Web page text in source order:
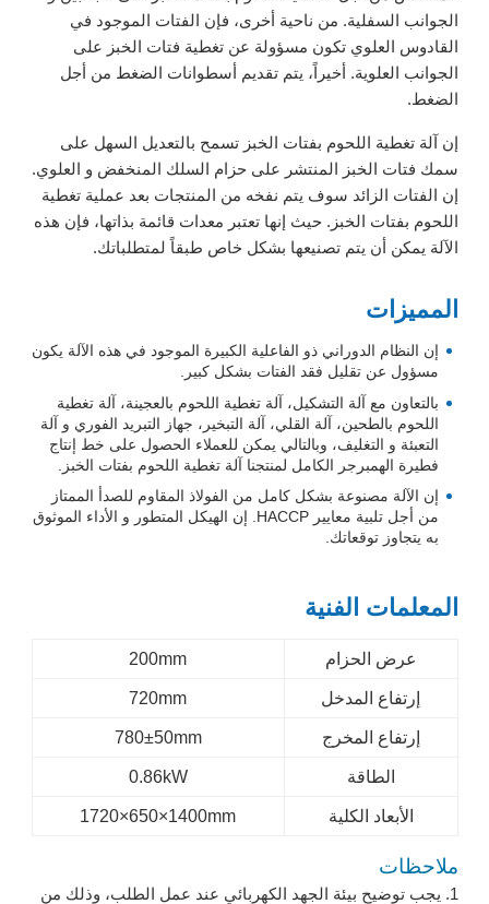
الجوانب السفلية. من ناحية أخرى، فإن الفتات الموجود في
القادوس العلوي تكون مسؤولة عن تغطية فتات الخبز على
الجوانب العلوية. أخيراً، يتم تقديم أسطوانات الضغط من أجل
الضغط.
إن آلة تغطية اللحوم بفتات الخبز تسمح بالتعديل السهل على
سمك فتات الخبز المنتشر على حزام السلك المنخفض و العلوي.
إن الفتات الزائد سوف يتم نفخه من المنتجات بعد عملية تغطية
اللحوم بفتات الخبز. حيث إنها تعتبر معدات قائمة بذاتها، فإن هذه
الآلة يمكن أن يتم تصنيعها بشكل خاص طبقاً لمتطلباتك.
المميزات
إن النظام الدوراني ذو الفاعلية الكبيرة الموجود في هذه الآلة يكون
مسؤول عن تقليل فقد الفتات بشكل كبير.
بالتعاون مع آلة التشكيل، آلة تغطية اللحوم بالعجينة، آلة تغطية
اللحوم بالطحين، آلة القلي، آلة التبخير، جهاز التبريد الفوري و آلة
التعبئة و التغليف، وبالتالي يمكن للعملاء الحصول على خط إنتاج
فطيرة الهمبرجر الكامل لمنتجنا آلة تغطية اللحوم بفتات الخبز.
إن الآلة مصنوعة بشكل كامل من الفولاذ المقاوم للصدأ الممتاز
من أجل تلبية معايير HACCP. إن الهيكل المتطور و الأداء الموثوق
به يتجاوز توقعاتك.
المعلمات الفنية
عرض الحزام 200mm
إرتفاع المدخل 720mm
إرتفاع المخرج 780±50mm
الطاقة 0.86kW
الأبعاد الكلية 1720×650×1400mm
ملاحظات
1. يجب توضيح بيئة الجهد الكهربائي عند عمل الطلب، وذلك من